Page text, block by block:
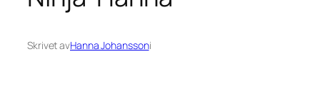
Skrivet avHanna Johanssoni